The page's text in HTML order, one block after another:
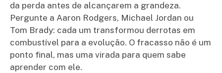
da perda antes de alcançarem a grandeza.
Pergunte a Aaron Rodgers, Michael Jordan ou
Tom Brady: cada um transformou derrotas em
combustível para a evolução. O fracasso não é um
ponto final, mas uma virada para quem sabe
aprender com ele.